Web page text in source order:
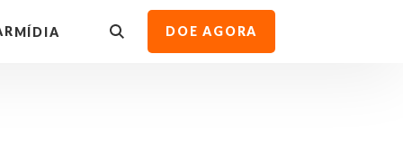
MÍDIA DOE AGORA